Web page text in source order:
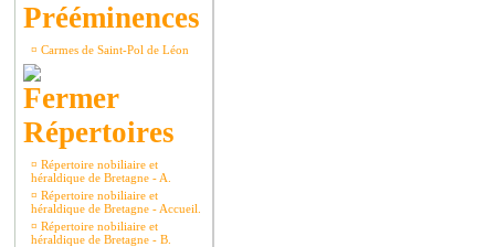
Prééminences
¤ Carmes de Saint-Pol de Léon
Répertoires
¤ Répertoire nobiliaire et
héraldique de Bretagne - A.
¤ Répertoire nobiliaire et
héraldique de Bretagne - Accueil.
¤ Répertoire nobiliaire et
héraldique de Bretagne - B.